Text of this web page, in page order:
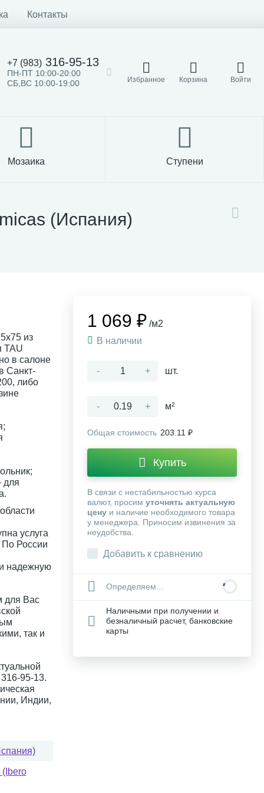
Контакты
+7 (983) 316-95-13
ПН-ПТ 10:00-20:00
СБ,ВС 10:00-19:00
Избранное Корзина Войти
Мозаика Ступени
(Испания)
из
TAU
в салоне
Санкт-
либо
для
услуга
По России
надежную
для Вас
так и
95-13.
Индии,
1 069 ₽ /м2
В наличии
- + шт.
- + м²
Общая стоимость 203.11 ₽
Купить
В связи с нестабильностью курса
валют, просим уточнять актуальную
цену и наличие необходимого товара
у менеджера. Приносим извинения за
неудобства.
Добавить к сравнению
Определяем...
Наличными при получении и
безналичный расчет, банковские
карты